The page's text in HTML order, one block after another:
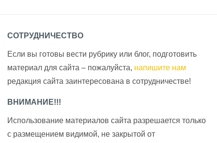
СОТРУДНИЧЕСТВО
Если вы готовы вести рубрику или блог, подготовить
материал для сайта – пожалуйста, напишите нам
редакция сайта заинтересована в сотрудничестве!
ВНИМАНИЕ!!!
Использование материалов сайта разрешается только
с размещением видимой, не закрытой от